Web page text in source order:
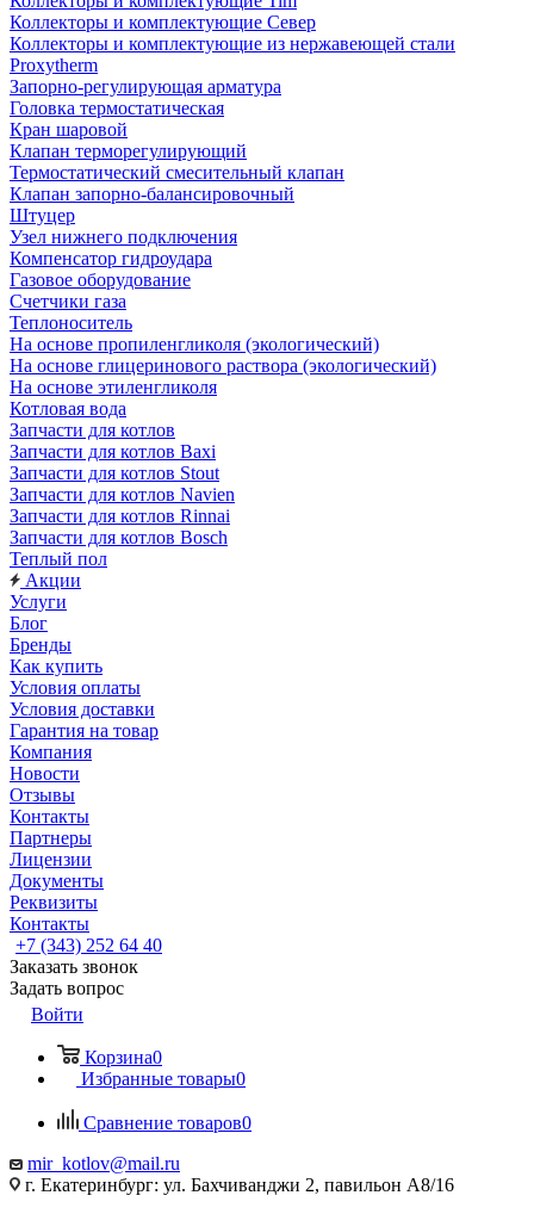
Коллекторы и комплектующие Север
Коллекторы и комплектующие из нержавеющей стали
Proxytherm
Запорно-регулирующая арматура
Головка термостатическая
Кран шаровой
Клапан терморегулирующий
Термостатический смесительный клапан
Клапан запорно-балансировочный
Штуцер
Узел нижнего подключения
Компенсатор гидроудара
Газовое оборудование
Счетчики газа
Теплоноситель
На основе пропиленгликоля (экологический)
На основе глицеринового раствора (экологический)
На основе этиленгликоля
Котловая вода
Запчасти для котлов
Запчасти для котлов Baxi
Запчасти для котлов Stout
Запчасти для котлов Navien
Запчасти для котлов Rinnai
Запчасти для котлов Bosch
Теплый пол
Акции
Услуги
Блог
Бренды
Как купить
Условия оплаты
Условия доставки
Гарантия на товар
Компания
Новости
Отзывы
Контакты
Партнеры
Лицензии
Документы
Реквизиты
Контакты
+7 (343) 252 64 40
Заказать звонок
Задать вопрос
Войти
Корзина0
Избранные товары0
Сравнение товаров0
mir_kotlov@mail.ru
г. Екатеринбург: ул. Бахчиванджи 2, павильон А8/16